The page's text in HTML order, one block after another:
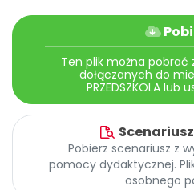
Ten plik można
dołączanych do
PRZEDSZKOLA lub
Pobierz scenariusz z
pomocy dydaktycznej.
osobnego